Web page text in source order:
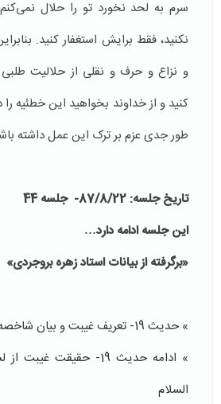
سرم به لحد نخورد تو را حلال
نکنید، فقط برایش استغفار کنید.
و نزاع و حرف و نقلی از حلالیت
کنید و از خداوند بخواهید این خطئیه را
طور جدی عزم بر ترک این عمل داشته
تاریخ جلسه: 87/8/22- جلسه 44
این جلسه ادامه دارد…
«برگرفته از بیانات استاد زهره بروجردی»
» حدیث 19- تعریف غیبت و بیان شاخصه‌های آن
» ادامه حدیث 19- حقیقت
السلام